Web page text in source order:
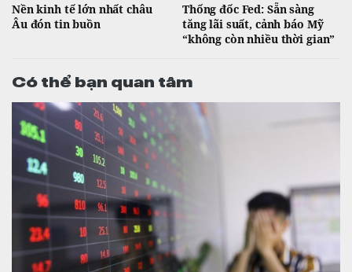
Nền kinh tế lớn nhất châu
Âu đón tin buồn
Thống đốc Fed: Sẵn sàng
tăng lãi suất, cảnh báo Mỹ
“không còn nhiều thời gian”
Có thể bạn quan tâm